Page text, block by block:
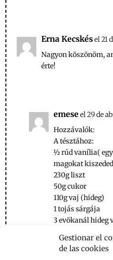
Gestionar el
de las cookies
Erna Kecskésel 21
Nagyon köszönöm,
érte!
emeseel 29 de
Hozzávalók:
A tésztához:
½ rúd vanília( egy
magokat
230g liszt
50g cukor
110g vaj (hideg)
1 tojás sárgája
3 evökanál hideg
750g mascarpone
200g cukor